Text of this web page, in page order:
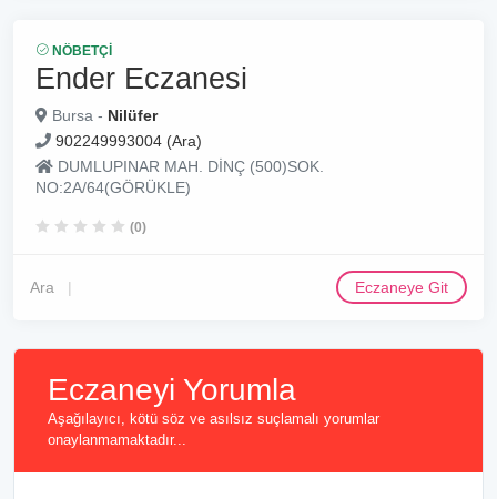
NÖBETÇI
Ender Eczanesi
Bursa - Nilüfer
902249993004 (Ara)
DUMLUPINAR MAH. DİNÇ (500)SOK.
NO:2A/64(GÖRÜKLE)
(0)
Ara Eczaneye Git
Eczaneyi Yorumla
Aşağılayıcı, kötü söz ve asılsız suçlamalı yorumlar
onaylanmamaktadır...